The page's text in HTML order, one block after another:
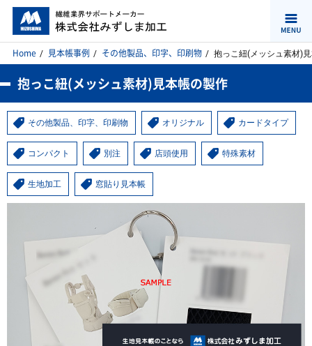
Home 見本帳事例 その他製品、印字、印刷物 抱っこ紐(メッシュ素材)
抱っこ紐(メッシュ素材)見本帳の製作
その他製品、印字、印刷物 オリジナル カードタイプ
コンパクト 別注 店頭使用 特殊素材
生地加工 窓貼り見本帳